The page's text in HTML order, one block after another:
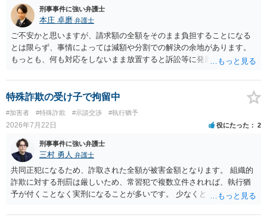
刑事事件に強い弁護士
本庄 卓磨 弁護士
ご不安かと思いますが、請求額の全額をそのまま負担することになる
とは限らず、事情によっては減額や分割での解決の余地があります。
もっとも、何も対応をしないまま放置すると訴訟等に発展してしまう
めします。
特殊詐欺の受け子で拘留中
#加害者 #特殊詐欺 #示談交渉 #執行猶予
2026年7月22日 役にたった 2
刑事事件に強い弁護士
三村 勇人 弁護士
共同正犯になるため、詐取された全額が被害金額となります。 組織的
詐欺に対する刑罰は厳しいため、常習犯で複数立件されれば、執行猶
予が付くことなく実刑になることが多いです。 少なくとも、執行猶予
す。 弁護士を介して共犯者数人で被害弁済を行うこともあります。 保